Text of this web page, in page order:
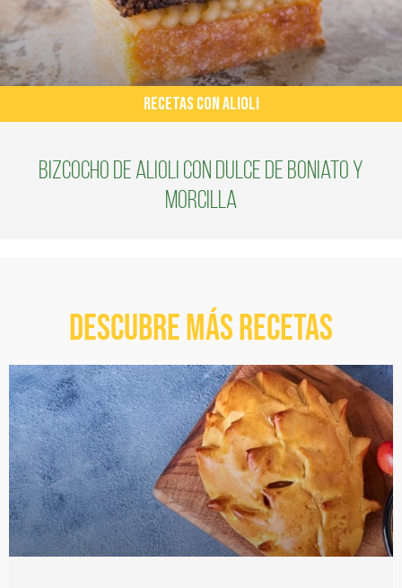
RECETAS CON ALIOLI
Bizcocho de alioli con dulce de boniato y
morcilla
Descubre más recetas